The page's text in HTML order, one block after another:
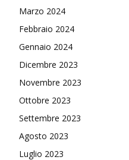
Marzo 2024
Febbraio 2024
Gennaio 2024
Dicembre 2023
Novembre 2023
Ottobre 2023
Settembre 2023
Agosto 2023
Luglio 2023